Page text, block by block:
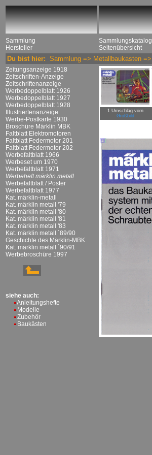
Sammlung
Hersteller
Sammlungskatalog
Seitenübersicht
Du bist hier: Sammlung => Metallbaukasten =>
Zeitungsanzeige 1918
Zeitschriften-Anzeige
Zeitschriftenanzeige
Werbedoppelblatt 1926
Werbedoppelblatt 1927
Werbedoppelblatt 1928
Illustriertenanzeige
Werbe-Postkarte 1930
Broschüre Märklin MBK
Faltblatt Elektromotoren
Faltblatt Federmotor 201
Faltblatt Federmotor 202
Werbefaltblatt 1966
Werbeset um 1970
Werbefaltblatt 1971
Werbeheft märklin metall
Werbefaltblatt / Poster
Werbefaltblatt 1977
Kat. märklin-metall
Kat. märklin metall '79
Kat. märklin metall '80
Kat. märklin metall '81
Kat. märklin metall '83
Kat. märklin metall ´89/90
Geschichte des Märklin-MBK
Kat. märklin metall ´90/91
Werbebroschüre 1997
siehe auch:
Anleitungshefte
Modelle
Zubehör
Baukästen
1 Umschlag vorn
Großbild